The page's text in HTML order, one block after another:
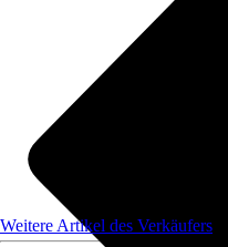
Weitere Artikel des Verkäufers